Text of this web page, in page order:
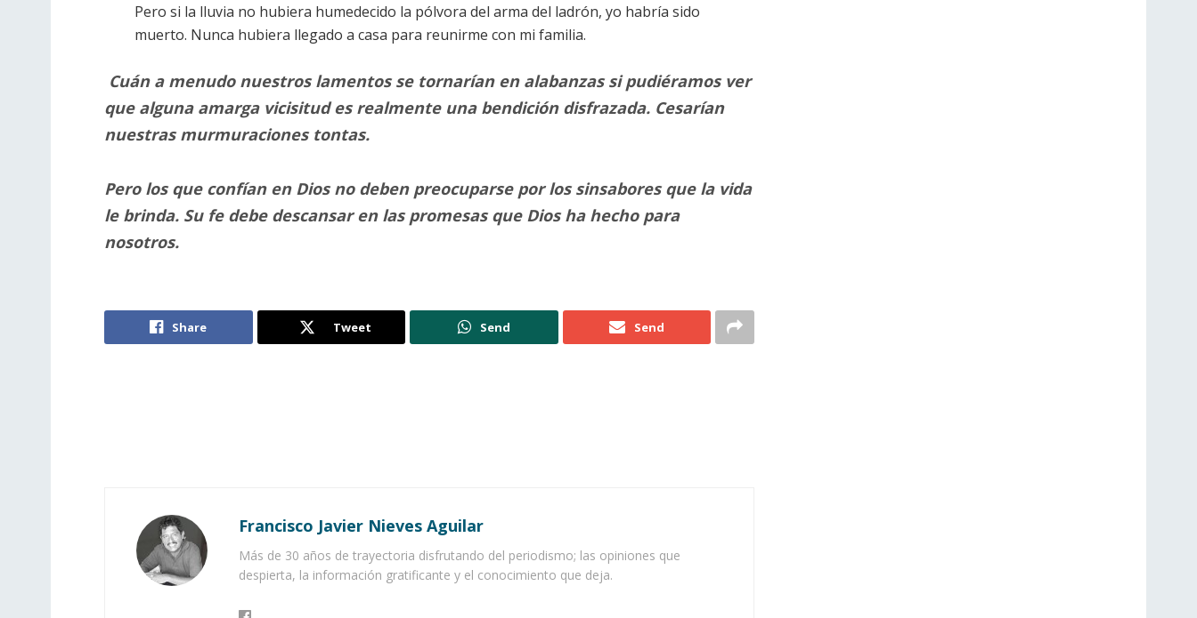
Pero si la lluvia no hubiera humedecido la pólvora del arma del ladrón, yo habría sido
muerto. Nunca hubiera llegado a casa para reunirme con mi familia.
Cuán a menudo nuestros lamentos se tornarían en alabanzas si pudiéramos ver
que alguna amarga vicisitud es realmente una bendición disfrazada. Cesarían
nuestras murmuraciones tontas.
Pero los que confían en Dios no deben preocuparse por los sinsabores que la vida
le brinda. Su fe debe descansar en las promesas que Dios ha hecho para
nosotros.
Share Tweet Send Send
Francisco Javier Nieves Aguilar
Más de 30 años de trayectoria disfrutando del periodismo; las opiniones que
despierta, la información gratificante y el conocimiento que deja.